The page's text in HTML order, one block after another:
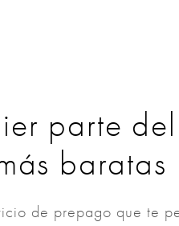
parte
baratas
de prepago que te